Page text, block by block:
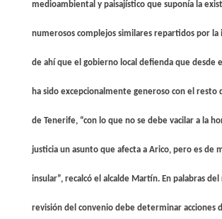
medioambiental y paisajístico que suponía la
numerosos complejos similares repartidos por la
de ahí que el gobierno local defienda que desde
ha sido excepcionalmente generoso con el resto
de Tenerife, “con lo que no se debe vacilar a la
justicia un asunto que afecta a Arico, pero es de
insular”, recalcó el alcalde Martín. En palabras del
revisión del convenio debe determinar acciones